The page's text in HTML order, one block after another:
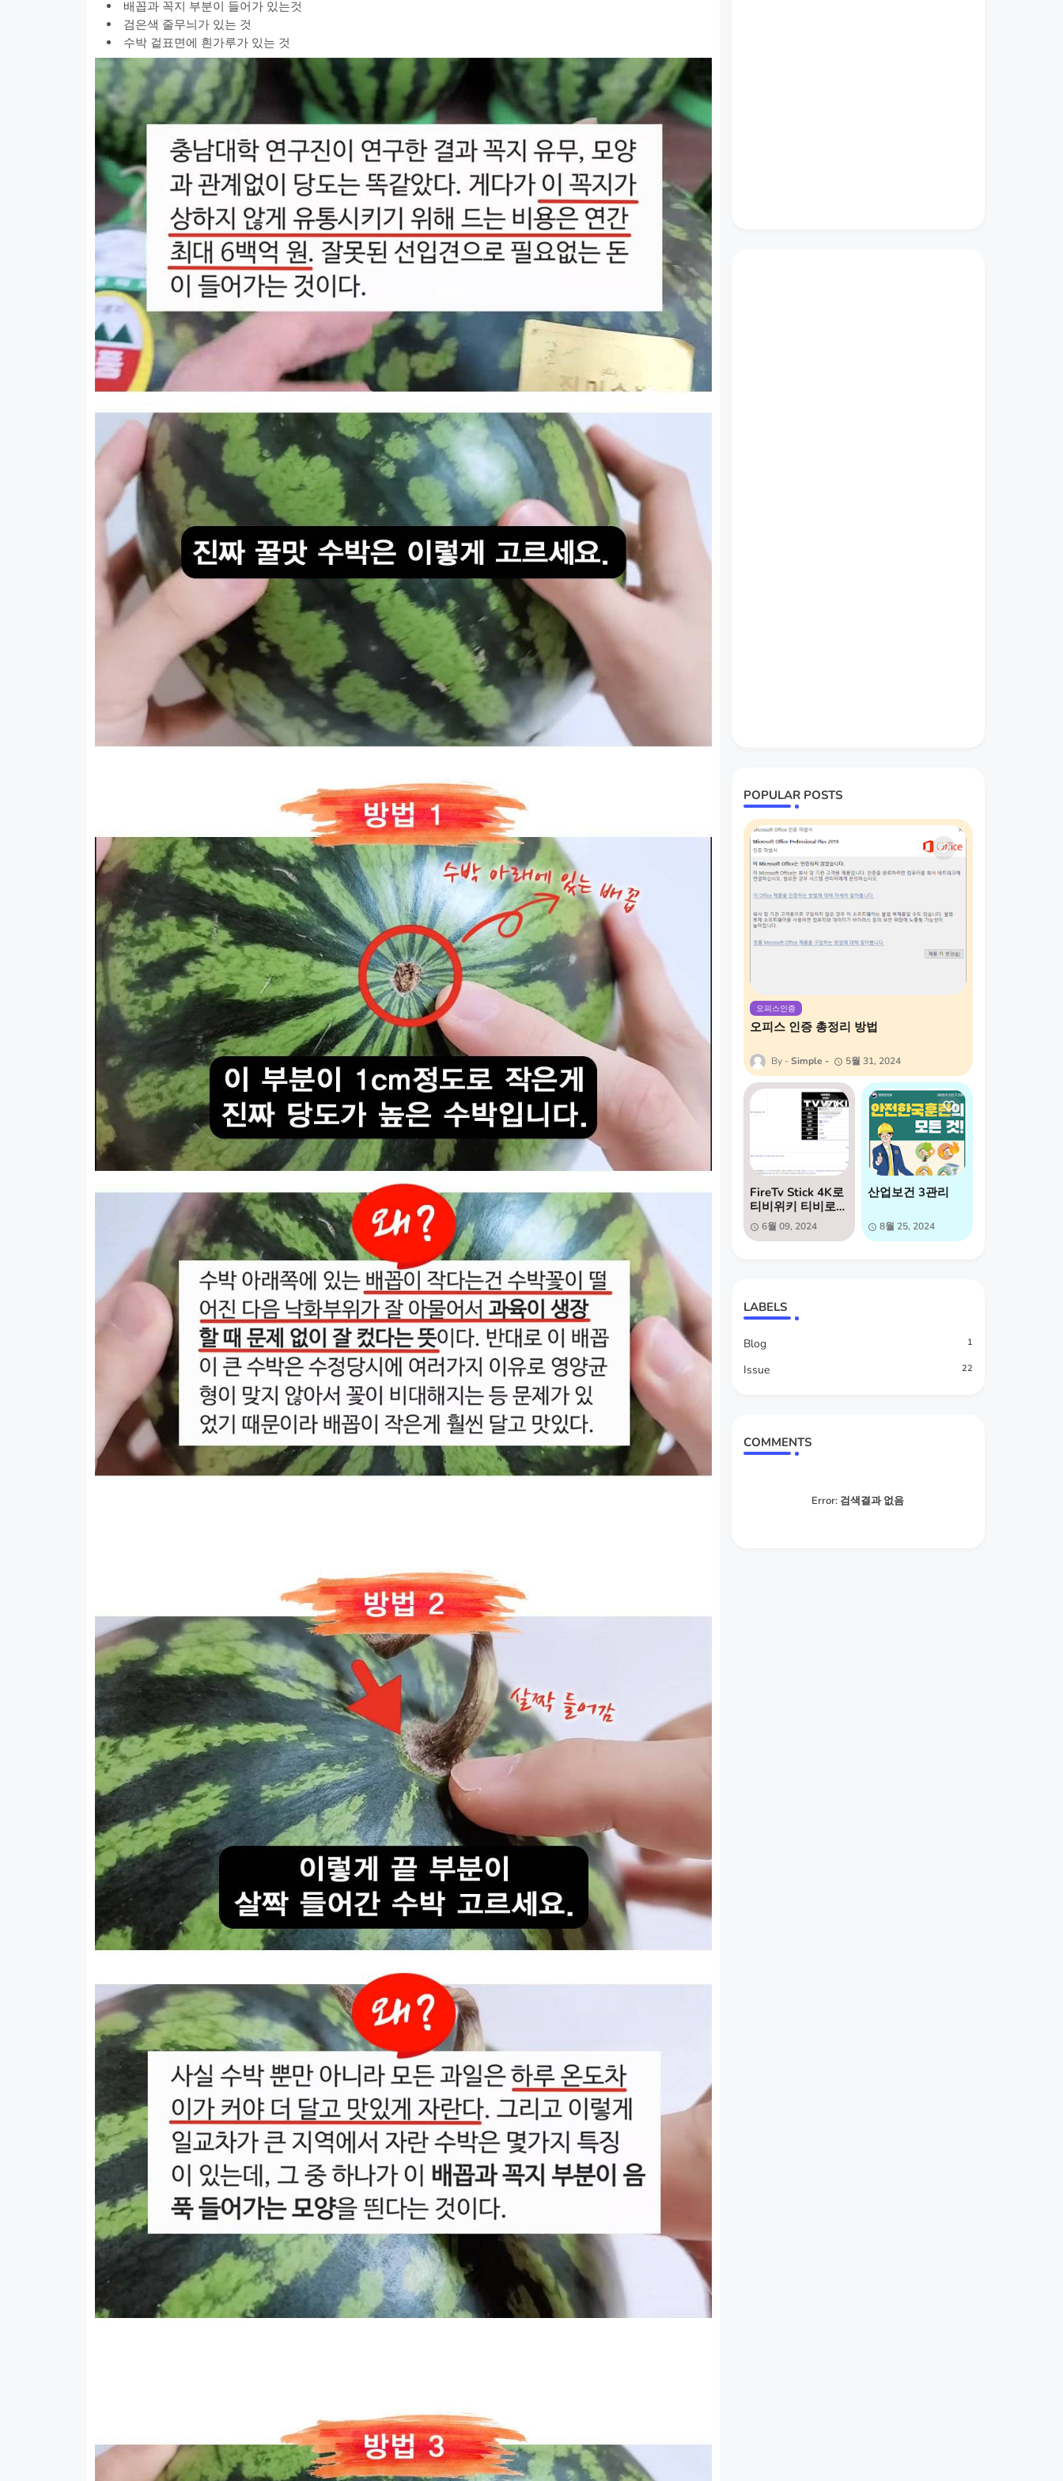
배꼽과 꼭지 부분이 들어가 있는것
검은색 줄무늬가 있는 것
수박 겉표면에 흰가루가 있는 것
POPULAR POSTS
오피스인증
오피스 인증 총정리 방법
Simple 5월 31, 2024
FireTv Stick 4K로
티비위키 티비로
보는방법
6월 09, 2024
산업보건 3관리
8월 25, 2024
LABELS
Blog 1
Issue 22
COMMENTS
Error: 검색결과 없음